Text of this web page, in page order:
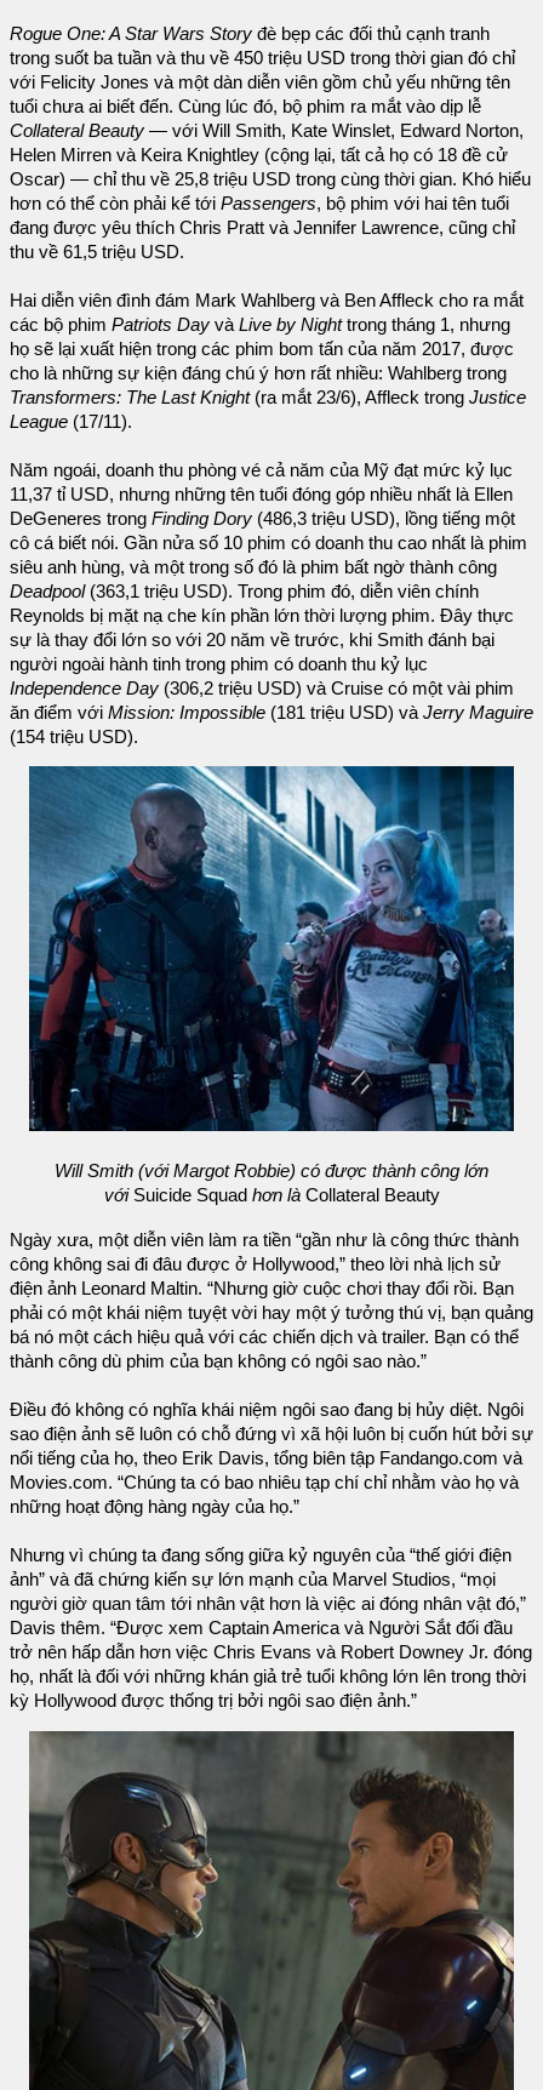
Rogue One: A Star Wars Story đè bẹp các đối thủ cạnh tranh
trong suốt ba tuần và thu về 450 triệu USD trong thời gian đó chỉ
với Felicity Jones và một dàn diễn viên gồm chủ yếu những tên
tuổi chưa ai biết đến. Cùng lúc đó, bộ phim ra mắt vào dịp lễ
Collateral Beauty — với Will Smith, Kate Winslet, Edward Norton,
Helen Mirren và Keira Knightley (cộng lại, tất cả họ có 18 đề cử
Oscar) — chỉ thu về 25,8 triệu USD trong cùng thời gian. Khó hiểu
hơn có thể còn phải kể tới Passengers, bộ phim với hai tên tuổi
đang được yêu thích Chris Pratt và Jennifer Lawrence, cũng chỉ
thu về 61,5 triệu USD.
Hai diễn viên đình đám Mark Wahlberg và Ben Affleck cho ra mắt
các bộ phim Patriots Day và Live by Nighttrong tháng 1, nhưng
họ sẽ lại xuất hiện trong các phim bom tấn của năm 2017, được
cho là những sự kiện đáng chú ý hơn rất nhiều: Wahlberg trong
Transformers: The Last Knight(ra mắt 23/6), Affleck trong Justice
League (17/11).
Năm ngoái, doanh thu phòng vé cả năm của Mỹ đạt mức kỷ lục
11,37 tỉ USD, nhưng những tên tuổi đóng góp nhiều nhất là Ellen
DeGeneres trong Finding Dory (486,3 triệu USD), lồng tiếng một
cô cá biết nói. Gần nửa số 10 phim có doanh thu cao nhất là phim
siêu anh hùng, và một trong số đó là phim bất ngờ thành công
Deadpool(363,1 triệu USD). Trong phim đó, diễn viên chính
Reynolds bị mặt nạ che kín phần lớn thời lượng phim. Đây thực
sự là thay đổi lớn so với 20 năm về trước, khi Smith đánh bại
người ngoài hành tinh trong phim có doanh thu kỷ lục
Independence Day (306,2 triệu USD) và Cruise có một vài phim
ăn điểm với Mission: Impossible (181 triệu USD) và Jerry Maguire
(154 triệu USD).
Will Smith (với Margot Robbie) có được thành công lớn
với Suicide Squadhơn là Collateral Beauty
Ngày xưa, một diễn viên làm ra tiền “gần như là công thức thành
công không sai đi đâu được ở Hollywood,” theo lời nhà lịch sử
điện ảnh Leonard Maltin. “Nhưng giờ cuộc chơi thay đổi rồi. Bạn
phải có một khái niệm tuyệt vời hay một ý tưởng thú vị, bạn quảng
bá nó một cách hiệu quả với các chiến dịch và trailer. Bạn có thể
thành công dù phim của bạn không có ngôi sao nào.”
Điều đó không có nghĩa khái niệm ngôi sao đang bị hủy diệt. Ngôi
sao điện ảnh sẽ luôn có chỗ đứng vì xã hội luôn bị cuốn hút bởi sự
nổi tiếng của họ, theo Erik Davis, tổng biên tập Fandango.com và
Movies.com. “Chúng ta có bao nhiêu tạp chí chỉ nhằm vào họ và
những hoạt động hàng ngày của họ.”
Nhưng vì chúng ta đang sống giữa kỷ nguyên của “thế giới điện
ảnh” và đã chứng kiến sự lớn mạnh của Marvel Studios, “mọi
người giờ quan tâm tới nhân vật hơn là việc ai đóng nhân vật đó,”
Davis thêm. “Được xem Captain America và Người Sắt đối đầu
trở nên hấp dẫn hơn việc Chris Evans và Robert Downey Jr. đóng
họ, nhất là đối với những khán giả trẻ tuổi không lớn lên trong thời
kỳ Hollywood được thống trị bởi ngôi sao điện ảnh.”